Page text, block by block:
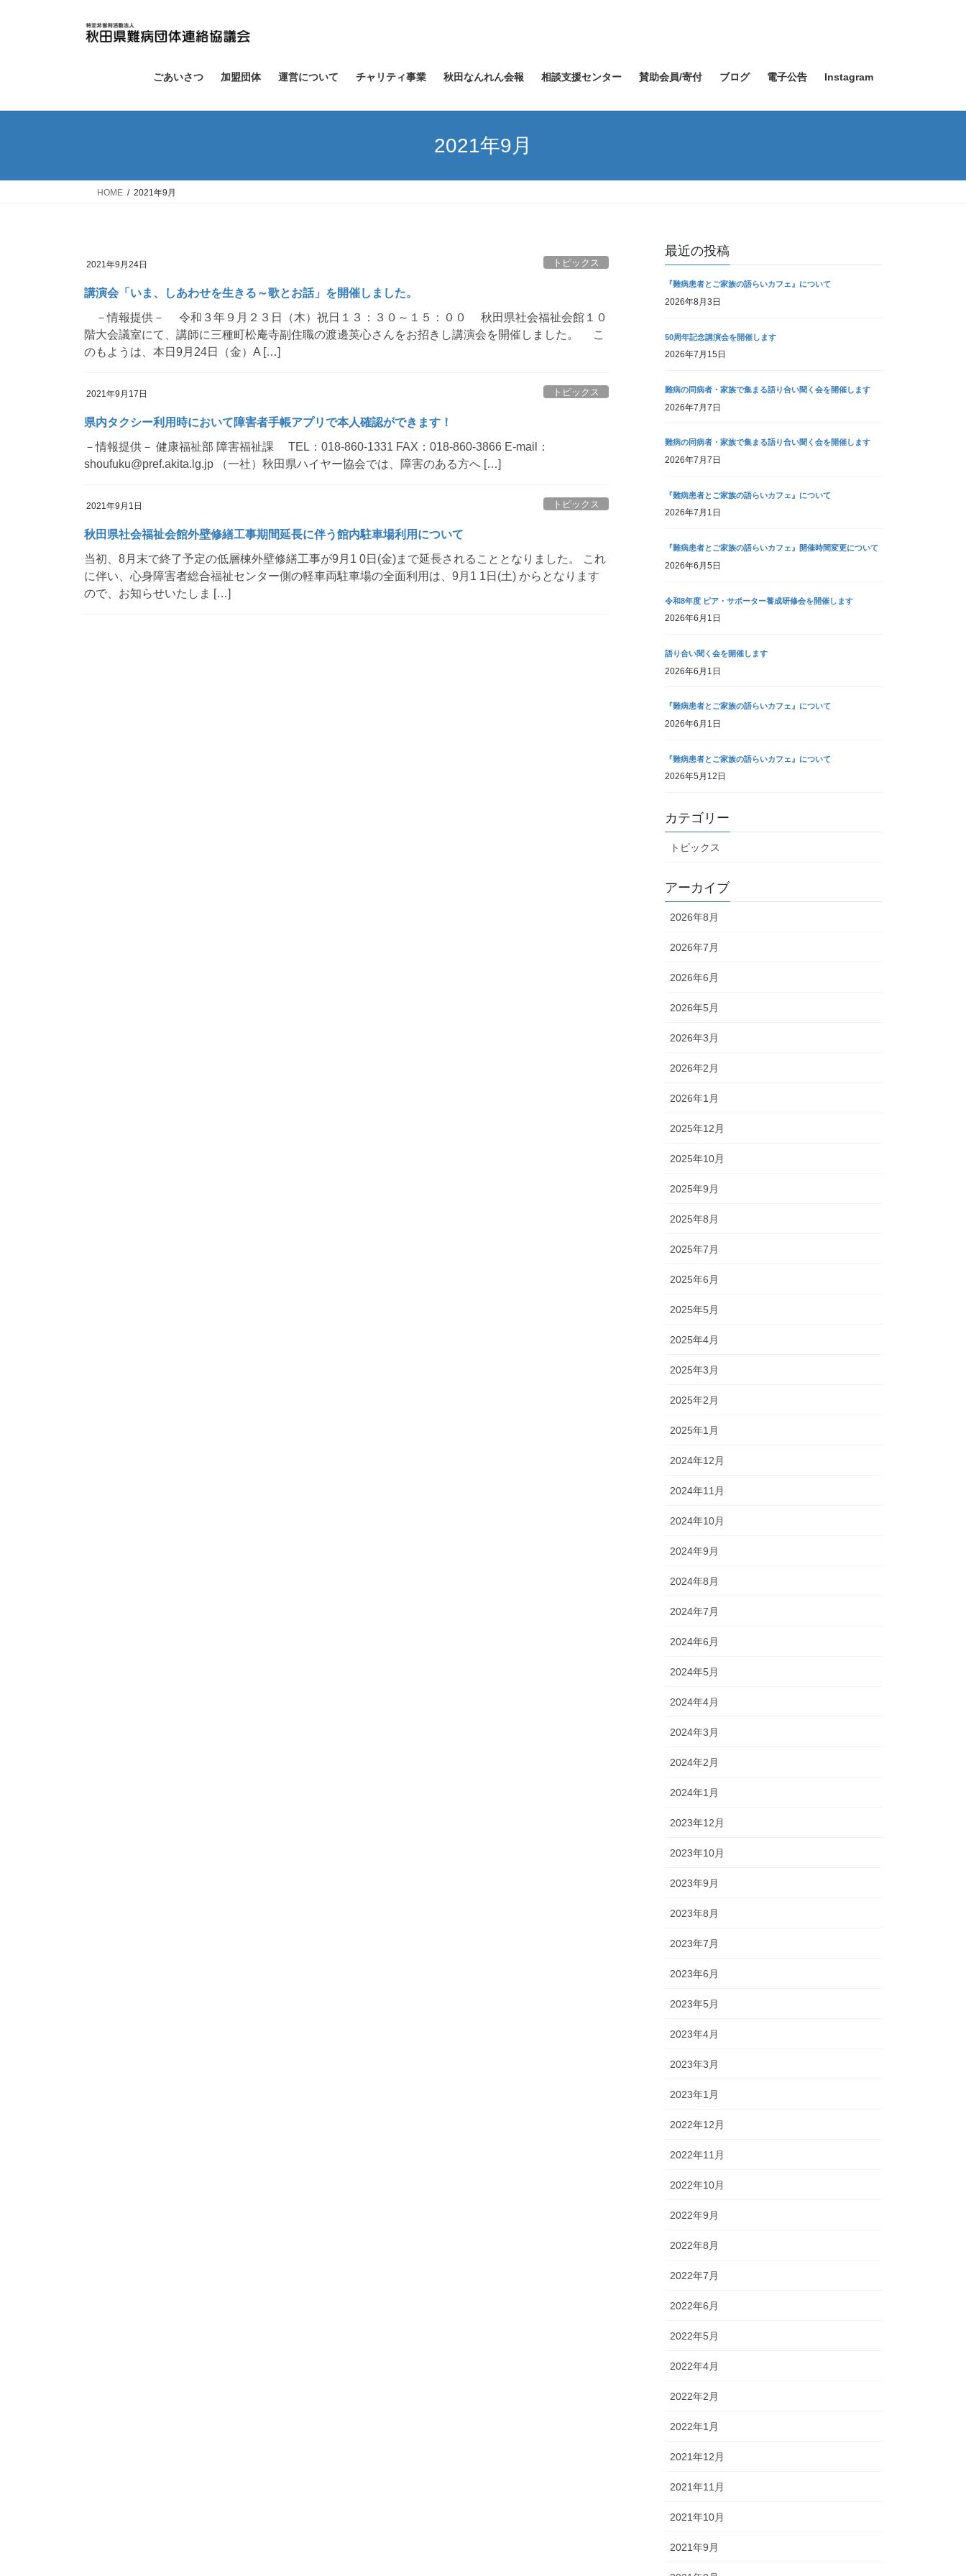
ス
ン
ごあいさつ 加盟団体 運営について チャリティ事業 秋田なんれん会報 相談支援センター 賛助会員/寄付 ブログ 電子公告 Instagram
2021年9月
HOME 2021年9月
2021年9月24日 トピックス
講演会「いま、しあわせを生きる～歌とお話」を開催しました。
－情報提供－ 令和３年９月２３日（木）祝日１３：３０～１５：００ 秋田県社会福祉会館１０
階大会議室にて、講師に三種町松庵寺副住職の渡邊英心さんをお招きし講演会を開催しました。 こ
のもようは、本日9月24日（金）A […]
2021年9月17日 トピックス
県内タクシー利用時において障害者手帳アプリで本人確認ができます！
－情報提供－ 健康福祉部 障害福祉課 TEL：018-860-1331 FAX：018-860-3866 E-mail：
shoufuku@pref.akita.lg.jp （一社）秋田県ハイヤー協会では、障害のある方へ […]
2021年9月1日 トピックス
秋田県社会福祉会館外壁修繕工事期間延長に伴う館内駐車場利用について
当初、8月末で終了予定の低層棟外壁修繕工事が9月1 0日(金)まで延長されることとなりました。 これ
に伴い、心身障害者総合福祉センター側の軽車両駐車場の全面利用は、9月1 1日(土) からとなります
ので、お知らせいたしま […]
最近の投稿
『難病患者とご家族の語らいカフェ』について
2026年8月3日
50周年記念講演会を開催します
2026年7月15日
難病の同病者・家族で集まる語り合い聞く会を開催します
2026年7月7日
難病の同病者・家族で集まる語り合い聞く会を開催します
2026年7月7日
『難病患者とご家族の語らいカフェ』について
2026年7月1日
『難病患者とご家族の語らいカフェ』開催時間変更について
2026年6月5日
令和8年度 ピア・サポーター養成研修会を開催します
2026年6月1日
語り合い聞く会を開催します
2026年6月1日
『難病患者とご家族の語らいカフェ』について
2026年6月1日
『難病患者とご家族の語らいカフェ』について
2026年5月12日
カテゴリー
トピックス
アーカイブ
2026年8月
2026年7月
2026年6月
2026年5月
2026年3月
2026年2月
2026年1月
2025年12月
2025年10月
2025年9月
2025年8月
2025年7月
2025年6月
2025年5月
2025年4月
2025年3月
2025年2月
2025年1月
2024年12月
2024年11月
2024年10月
2024年9月
2024年8月
2024年7月
2024年6月
2024年5月
2024年4月
2024年3月
2024年2月
2024年1月
2023年12月
2023年10月
2023年9月
2023年8月
2023年7月
2023年6月
2023年5月
2023年4月
2023年3月
2023年1月
2022年12月
2022年11月
2022年10月
2022年9月
2022年8月
2022年7月
2022年6月
2022年5月
2022年4月
2022年2月
2022年1月
2021年12月
2021年11月
2021年10月
2021年9月